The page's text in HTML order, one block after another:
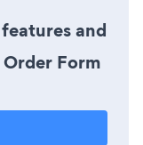
and
Form